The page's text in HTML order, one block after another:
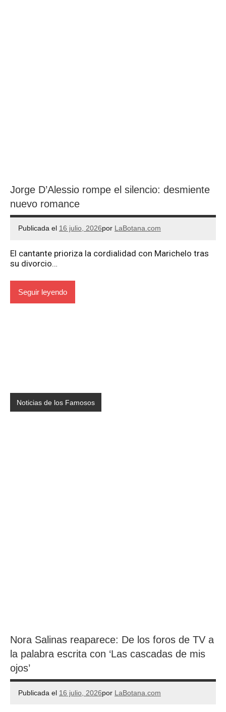
Jorge D’Alessio rompe el silencio: desmiente
nuevo romance
Publicada el 16 julio, 2026por LaBotana.com
El cantante prioriza la cordialidad con Marichelo tras
su divorcio…
Seguir leyendo
Noticias de los Famosos
Nora Salinas reaparece: De los foros de TV a
la palabra escrita con ‘Las cascadas de mis
ojos’
Publicada el 16 julio, 2026por LaBotana.com